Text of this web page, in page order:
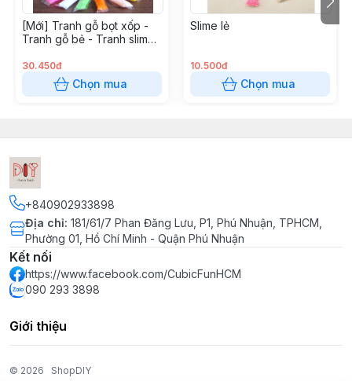
Shop DIY - Chuyên đồ chơi DIY từ mọi chất liệu (Giấy –
Gỗ – Inox - Chỉ Đinh – Thạch cao)
#CubicFun #Cubic_Fun
#MôHìnhGiấy #MôHìnhGiấy3D #ĐồChơi3D #ĐồChơiGỗ
#ĐồChơiGiáoDục
#TranhXếpHình #XếpHình2D #Puzzle2D
#QuàLưuNiệm #QuàTặngSángTạo
#StarKids #RoboTime #TiaSáng #HộpÂmNhạc
#ĐồChơiKhoaHọc #StemToys
#TrangTríGiángSinh #Noel #GiángSinh
#GỗNhỏĐọcSách #TranhDán #TranhCát
#TranhChỉĐinh
#StringArt #SápNặn #ĐấtNặn #SáchNamChâm
#ĐènTrungThu
#BảngBậnRộn #Memory #TìmCặpGiốngNhau
#TròChơiThủCông #ĐínhĐá #TranhCạoThanTre
#TranhCạo #TôMàuSlime #TôMàuBọtXốp
[Mới] Tranh gỗ bọt xốp -
Tranh gỗ bẻ - Tranh slime
Gỗ Thủ công DIY cho bé
30.450đ
Chọn mua
Slime lẻ
10.500đ
Chọn mua
+840902933898
Địa chỉ: 181/61/7 Phan Đăng Lưu, P1, Phú Nhuận, TPHCM,
Phường 01, Hồ Chí Minh - Quận Phú Nhuận
Kết nối
https://www.facebook.com/CubicFunHCM
090 293 3898
Giới thiệu
© 2026 ShopDIY